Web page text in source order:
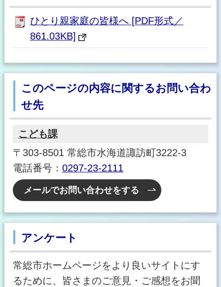
ひとり親家庭の皆様へ [PDF形式／
861.03KB]
このページの内容に関するお問い合わ
せ先
こども課
〒303-8501 常総市水海道諏訪町3222-3
電話番号： 0297-23-2111
メールでお問い合わせをする
アンケート
常総市ホームページをより良いサイトにす
るために、皆さまのご意見・ご感想をお聞